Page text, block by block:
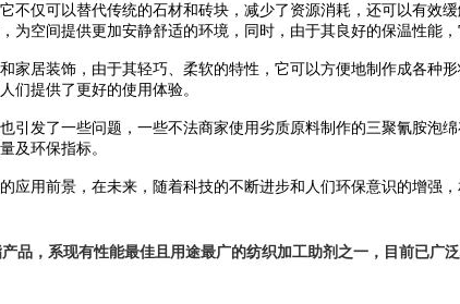
它不仅可以替代传统的石材和砖块，减少了资源消耗，还可以有效
为空间提供更加安静舒适的环境 ， 同时，由于其良好的保温性能
家居装饰 ， 由于其轻巧、柔软的特性，它可以方便地制作成各种
们提供了更好的使用体验。
引发了一些问题 ， 一些不法商家使用劣质原料制作的三聚氰胺泡
及环保指标。
应用前景 ， 在未来，随着科技的不断进步和人们环保意识的增强
品，系现有性能最佳且用途最广的纺织加工助剂之一，目前已广泛